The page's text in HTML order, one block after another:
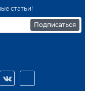
статьи!
Подписаться